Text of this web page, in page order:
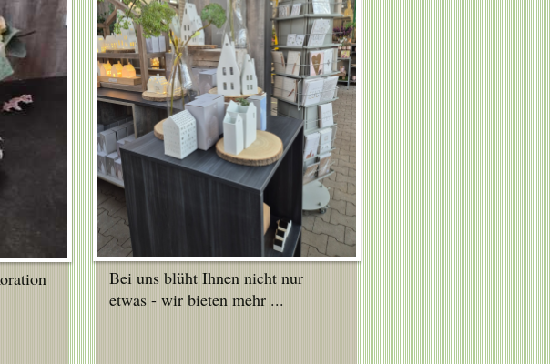
Bei uns blüht Ihnen nicht nur
etwas - wir bieten mehr ...